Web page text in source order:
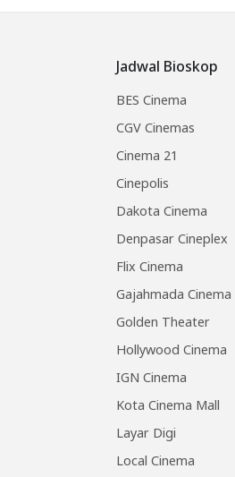
Jadwal Bioskop
BES Cinema
CGV Cinemas
Cinema 21
Cinepolis
Dakota Cinema
Denpasar Cineplex
Flix Cinema
Gajahmada Cinema
Golden Theater
Hollywood Cinema
IGN Cinema
Kota Cinema Mall
Layar Digi
Local Cinema